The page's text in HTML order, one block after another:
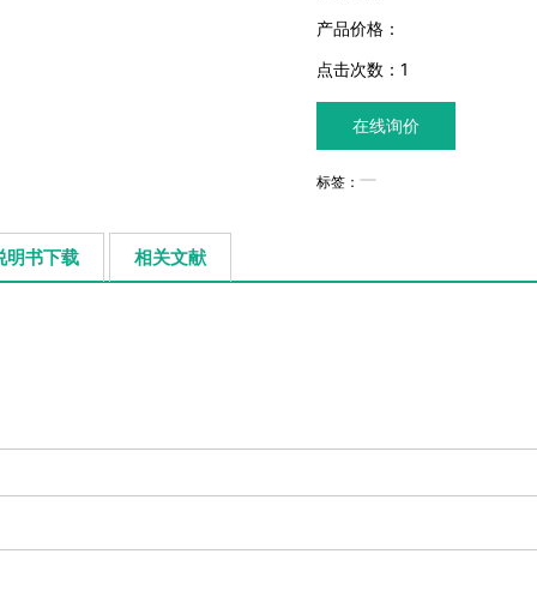
产品价格：
点击次数： 1
在线询价
标签：
明书下载 相关文献